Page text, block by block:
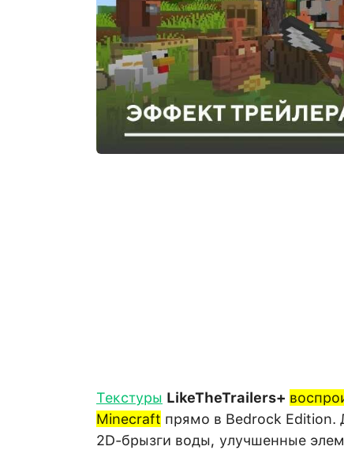
Текстуры LikeTheTrailers+
Minecraft прямо в Bedrock Edition.
2D-брызги воды, улучшенные